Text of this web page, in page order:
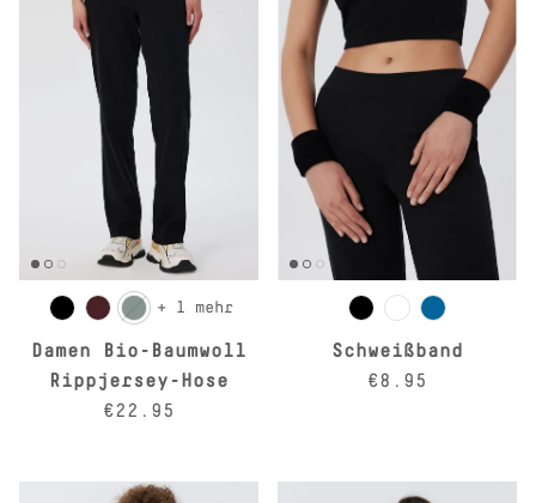
Damen Bio-Baumwoll
Rippjersey-Hose
Normaler Preis
€22.95
+ 1 mehr
Schweißband
Normaler Preis
€8.95